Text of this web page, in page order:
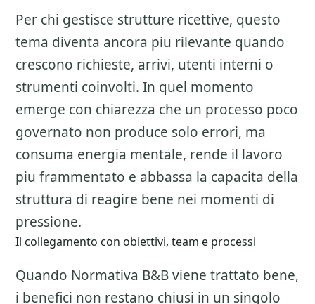
Per chi gestisce strutture ricettive, questo
tema diventa ancora piu rilevante quando
crescono richieste, arrivi, utenti interni o
strumenti coinvolti. In quel momento
emerge con chiarezza che un processo poco
governato non produce solo errori, ma
consuma energia mentale, rende il lavoro
piu frammentato e abbassa la capacita della
struttura di reagire bene nei momenti di
pressione.
Il collegamento con obiettivi, team e processi
Quando Normativa B&B viene trattato bene,
i benefici non restano chiusi in un singolo